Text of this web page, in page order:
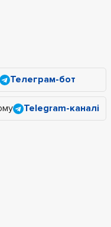
Телеграм-бот
Telegram-каналі